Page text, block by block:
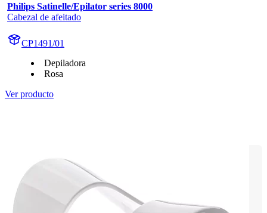
Philips Satinelle/Epilator series 8000
Cabezal de afeitado
CP1491/01
Depiladora
Rosa
Ver producto